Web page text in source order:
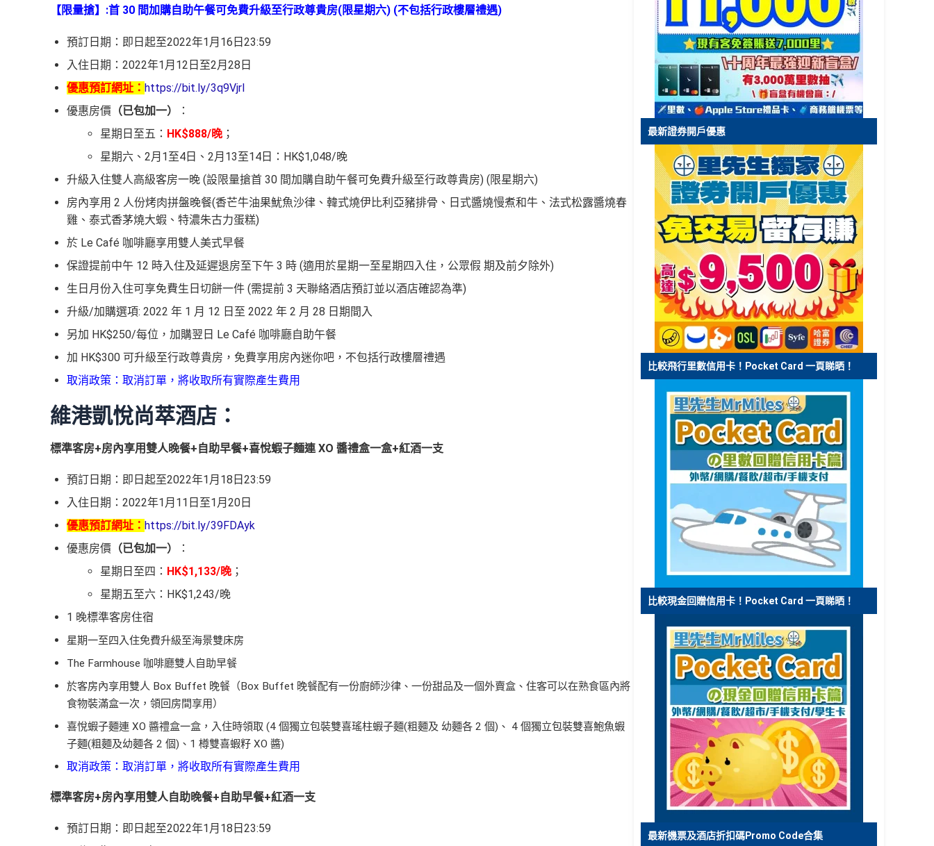
【限量搶】:首 30 間加購自助午餐可免費升級至行政尊貴房(限星期六) (不包括行政樓層禮遇)
預訂日期：即日起至2022年1月16日23:59
入住日期：2022年1月12日至2月28日
優惠預訂網址： https://bit.ly/3q9Vjrl
優惠房價 （已包加一）
：
星期日至五： HK$888/晚 ；
星期六、2月1至4日、2月13至14日：HK$1,048/晚
升級入住雙人高級客房一晚 (設限量搶首 30 間加購自助午餐可免費升級至行政尊貴房) (限星期六)
房內享用 2 人份烤肉拼盤晚餐(香芒牛油果魷魚沙律、韓式燒伊比利亞豬排骨、日式醬燒慢煮和牛、法式松露醬燒春
雞、泰式香茅燒大蝦、特濃朱古力蛋糕)
於 Le Café 咖啡廳享用雙人美式早餐
保證提前中午 12 時入住及延遲退房至下午 3 時 (適用於星期一至星期四入住，公眾假 期及前夕除外)
生日月份入住可享免費生日切餅一件 (需提前 3 天聯絡酒店預訂並以酒店確認為準)
升級/加購選項: 2022 年 1 月 12 日至 2022 年 2 月 28 日期間入
另加 HK$250/每位，加購翌日 Le Café 咖啡廳自助午餐
加 HK$300 可升級至行政尊貴房，免費享用房內迷你吧，不包括行政樓層禮遇
取消政策：取消訂單，將收取所有實際產生費用
維港凱悅尚萃酒店：
標準客房+房內享用雙人晚餐+自助早餐+喜悅蝦子麵連 XO 醬禮盒一盒+紅酒一支
預訂日期：即日起至2022年1月18日23:59
入住日期：2022年1月11日至1月20日
優惠預訂網址： https://bit.ly/39FDAyk
優惠房價 （已包加一）
：
星期日至四： HK$1,133/晚 ；
星期五至六：HK$1,243/晚
1 晚標準客房住宿
星期一至四入住免費升級至海景雙床房
The Farmhouse 咖啡廳雙人自助早餐
於客房內享用雙人 Box Buffet 晚餐（Box Buffet 晚餐配有一份廚師沙律、一份甜品及一個外賣盒、住客可以在熟食區內將
食物裝滿盒一次，領回房間享用）
喜悅蝦子麵連 XO 醬禮盒一盒，入住時領取 (4 個獨立包裝雙喜瑤柱蝦子麵(粗麵及 幼麵各 2 個)、 4 個獨立包裝雙喜鮑魚蝦
子麵(粗麵及幼麵各 2 個)、1 樽雙喜蝦籽 XO 醬)
取消政策：取消訂單，將收取所有實際產生費用
標準客房+房內享用雙人自助晚餐+自助早餐+紅酒一支
預訂日期：即日起至2022年1月18日23:59
最新證券開戶優惠
比較飛行里數信用卡！Pocket Card 一頁睇晒！
比較現金回贈信用卡！Pocket Card 一頁睇晒！
最新機票及酒店折扣碼Promo Code合集